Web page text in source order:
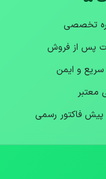
تخصصی
پس از فروش
سریع و ایمن
معتبر
پیش فاکتور رسمی